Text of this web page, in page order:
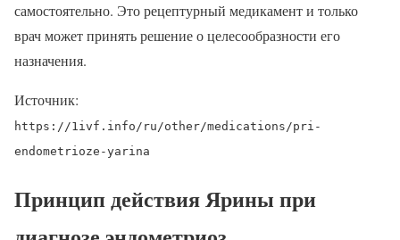
самостоятельно. Это рецептурный медикамент и только
врач может принять решение о целесообразности его
назначения.
Источник:
https://1ivf.info/ru/other/medications/pri-
endometrioze-yarina
Принцип действия Ярины при